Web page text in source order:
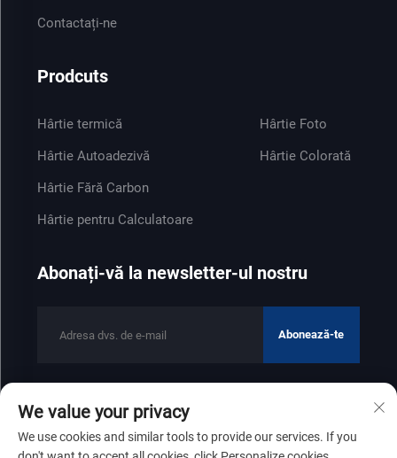
Contactați-ne
Prodcuts
Hârtie termică
Hârtie Autoadezivă
Hârtie Fără Carbon
Hârtie pentru Calculatoare
Hârtie Foto
Hârtie Colorată
Abonați-vă la newsletter-ul nostru
Abonează-te
Drepturi de autor © 2025 de Shandong Zhenfeng Paper Industry
Co., Ltd
Politica de confidențialitate
We value your privacy
We use cookies and similar tools to provide our services. If you